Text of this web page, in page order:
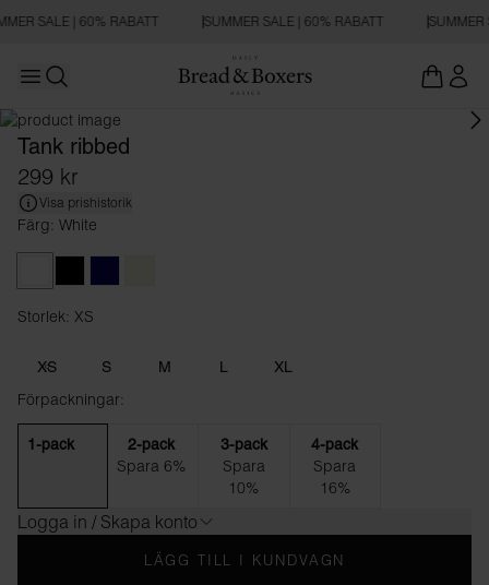
SALE | 60% RABATT SUMMER SALE | 60% RABATT SUMMER
Open main menu
SLIM FIT
Tank ribbed
299 kr
Visa prishistorik
Färg: White
Storlek: XS
XS S M L XL
Förpackningar:
1-pack 2-pack
Spara 6%
3-pack
Spara
10%
4-pack
Spara
16%
Logga in / Skapa konto
LÄGG TILL I KUNDVAGN